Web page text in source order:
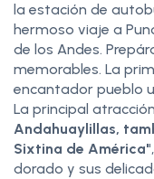
la estación de
hermoso viaje a
de los Andes.
memorables. La
encantador pueblo
La principal
Andahuaylillas,
Sixtina de América"
dorado y sus